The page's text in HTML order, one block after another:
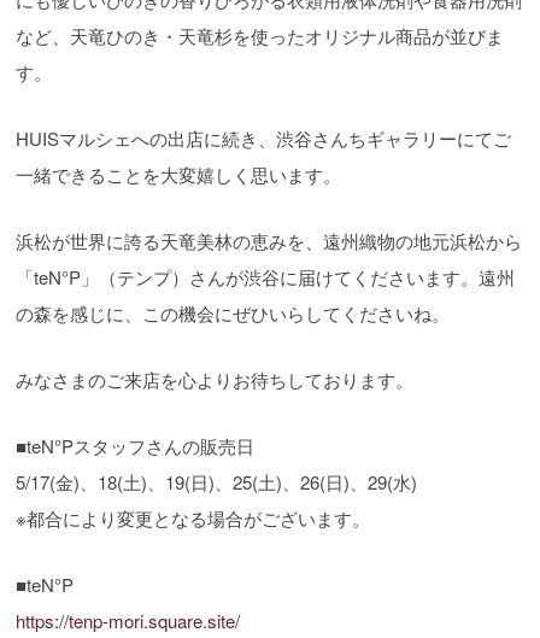
など、天竜ひのき・天竜杉を使ったオリジナル商品が並びま
す。
HUISマルシェへの出店に続き、渋谷さんちギャラリーにてご
一緒できることを大変嬉しく思います。
浜松が世界に誇る天竜美林の恵みを、遠州織物の地元浜松から
「teN°P」（テンプ）さんが渋谷に届けてくださいます。遠州
の森を感じに、この機会にぜひいらしてくださいね。
みなさまのご来店を心よりお待ちしております。
■teN°Pスタッフさんの販売日
5/17(金)、18(土)、19(日)、25(土)、26(日)、29(水)
※都合により変更となる場合がございます。
■teN°P
https://tenp-mori.square.site/